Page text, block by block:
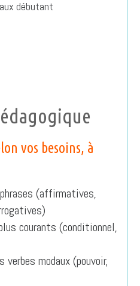
débutant
vos besoins, à
(affirmatives,
courants (conditionnel,
modaux (pouvoir,